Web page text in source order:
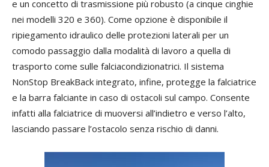
e un concetto di trasmissione più robusto (a cinque cinghie
nei modelli 320 e 360). Come opzione è disponibile il
ripiegamento idraulico delle protezioni laterali per un
comodo passaggio dalla modalità di lavoro a quella di
trasporto come sulle falciacondizionatrici. Il sistema
NonStop BreakBack integrato, infine, protegge la falciatrice
e la barra falciante in caso di ostacoli sul campo. Consente
infatti alla falciatrice di muoversi all’indietro e verso l’alto,
lasciando passare l’ostacolo senza rischio di danni.